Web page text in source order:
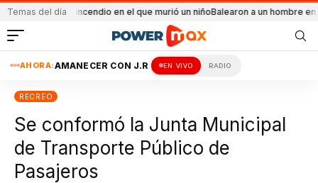
Temas del día
el incendio en el que murió un niñoBalearon a un hombre en un
AHORA:AMANECER CON J.R EN VIVO RADIO
RECREO
Se conformó la Junta Municipal
de Transporte Público de
Pasajeros